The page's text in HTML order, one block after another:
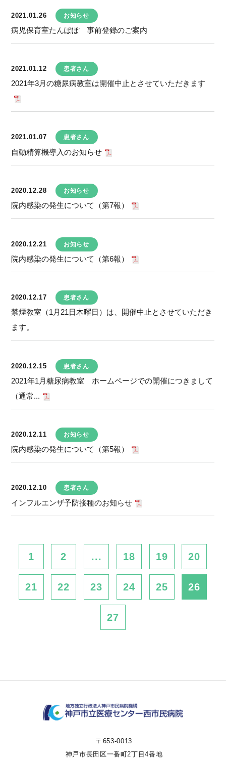
2021.01.26 お知らせ
病児保育室たんぽぽ 事前登録のご案内
2021.01.12 患者さん
2021年3月の糖尿病教室は開催中止とさせていただきます
2021.01.07 患者さん
自動精算機導入のお知らせ
2020.12.28 お知らせ
院内感染の発生について（第7報）
2020.12.21 お知らせ
院内感染の発生について（第6報）
2020.12.17 患者さん
禁煙教室（1月21日木曜日）は、開催中止とさせていただき
ます。
2020.12.15 患者さん
2021年1月糖尿病教室 ホームページでの開催につきまして
（通常...
2020.12.11 お知らせ
院内感染の発生について（第5報）
2020.12.10 患者さん
インフルエンザ予防接種のお知らせ
1 2 ... 18 19 20
21 22 23 24 25 26
27
〒653-0013
神戸市長田区一番町2丁目4番地